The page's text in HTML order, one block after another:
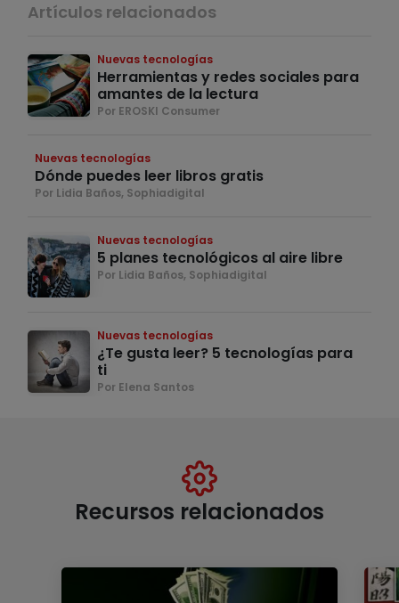
Artículos relacionados
Nuevas tecnologías
Herramientas y redes sociales para
amantes de la lectura
Por EROSKI Consumer
Nuevas tecnologías
Dónde puedes leer libros gratis
Por Lidia Baños, Sophiadigital
Nuevas tecnologías
5 planes tecnológicos al aire libre
Por Lidia Baños, Sophiadigital
Nuevas tecnologías
¿Te gusta leer? 5 tecnologías para
ti
Por Elena Santos
Recursos relacionados